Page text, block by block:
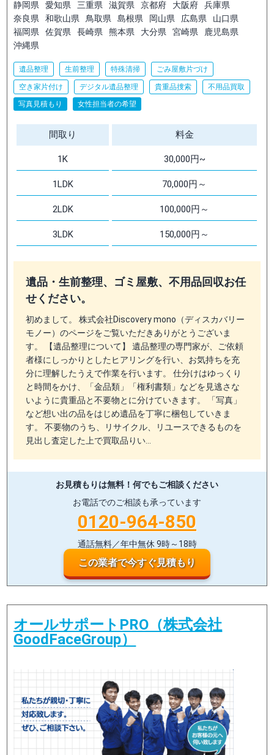
静岡県 愛知県 三重県 滋賀県 京都府 大阪府
兵庫県
奈良県
和歌山県 鳥取県 島根県 岡山県 広島県
山口県
福岡県
佐賀県 長崎県 熊本県 大分県 宮崎県
鹿児島県
沖縄県
遺品整理 生前整理 特殊清掃 ごみ屋敷片づけ
空き家片付け デジタル遺品整理 貴重品捜索
不用品買取
写真見積もり
女性担当者の希望
間取り 料金
1K 30,000円~
1LDK 70,000円～
2LDK 100,000円～
3LDK 150,000円～
遺品・生前整理、ゴミ屋敷、不用品回収お任
せください。
初めまして。 株式会社Discovery mono（ディスカバリー
モノー）のページをご覧いただきありがとうございま
す。 【遺品整理について】 遺品整理の専門家が、ご依頼
者様にしっかりとしたヒアリングを行い、お気持ちを充
分に理解したうえで作業を行います。 仕分けはゆっくり
と時間をかけ、「金品類」「権利書類」などを見逃さな
いように貴重品と不要物とに分けていきます。 「写真」
など想い出の品をはじめ遺品を丁寧に梱包していきま
す。 不要物のうち、リサイクル、リユースできるものを
見出し査定した上で買取品りい…
お見積もりは無料！ 何でもご相談ください
お電話でのご相談も承っています
0120-964-850
通話無料／年中無休 9時～18時
この業者で今すぐ見積もり
オールサポートPRO（株式会社
GoodFaceGroup）